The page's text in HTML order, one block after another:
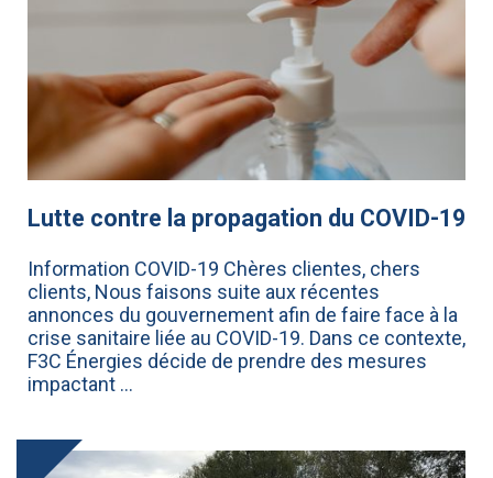
Lutte contre la propagation du COVID-19
Information COVID-19 Chères clientes, chers
clients, Nous faisons suite aux récentes
annonces du gouvernement afin de faire face à la
crise sanitaire liée au COVID-19. Dans ce contexte,
F3C Énergies décide de prendre des mesures
impactant ...